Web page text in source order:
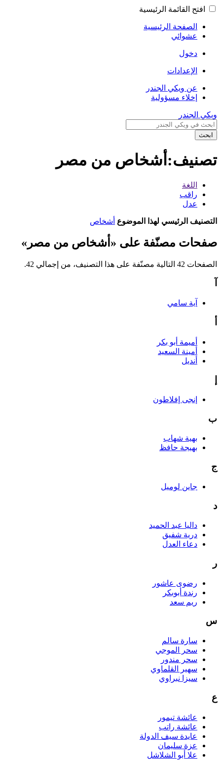
افتح القائمة الرئيسية
الصفحة الرئيسية
عشوائي
دخول
الإعدادات
عن ويكي الجندر
إخلاء مسؤولية
ويكي الجندر
ابحث
تصنيف:أشخاص من مصر
اللغة
راقب
عدل
التصنيف الرئيسي لهذا الموضوع أشخاص
صفحات مصنّفة على «أشخاص من مصر»
الصفحات 42 التالية مصنّفة على هذا التصنيف، من إجمالي 42.
آية سامي
أميمة أبو بكر
أمينة السعيد
أنديل
إنجى إفلاطون
ب
بهية شهاب
بهيجة حافظ
ج
جاين لوميل
د
داليا عبد الحميد
درية شفيق
دعاء العدل
ر
رضوى عاشور
رندة أبوبكر
ريم سعد
س
سارة سالم
سحر الموجي
سحر مندور
سهير القلماوي
سيزا نبراوي
ع
عائشة تيمور
عائشة راتب
عايدة سيف الدولة
عزة سليمان
علا أبو الشلاشل